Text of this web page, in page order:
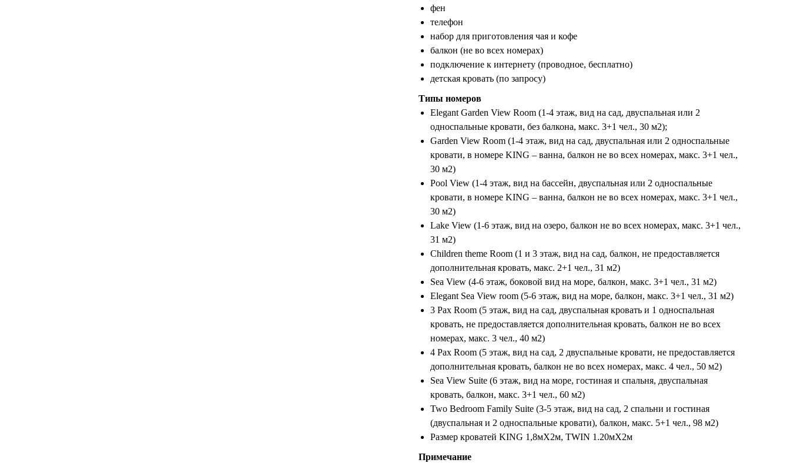
фен
телефон
набор для приготовления чая и кофе
балкон (не во всех номерах)
подключение к интернету (проводное, бесплатно)
детская кровать (по запросу)
Типы номеров
Elegant Garden View Room (1-4 этаж, вид на сад, двуспальная или 2
односпальные кровати, без балкона, макс. 3+1 чел., 30 м2);
Garden View Room (1-4 этаж, вид на сад, двуспальная или 2 односпальные
кровати, в номере KING – ванна, балкон не во всех номерах, макс. 3+1 чел.,
30 м2)
Pool View (1-4 этаж, вид на бассейн, двуспальная или 2 односпальные
кровати, в номере KING – ванна, балкон не во всех номерах, макс. 3+1 чел.,
30 м2)
Lake View (1-6 этаж, вид на озеро, балкон не во всех номерах, макс. 3+1 чел.,
31 м2)
Children theme Room (1 и 3 этаж, вид на сад, балкон, не предоставляется
дополнительная кровать, макс. 2+1 чел., 31 м2)
Sea View (4-6 этаж, боковой вид на море, балкон, макс. 3+1 чел., 31 м2)
Elegant Sea View room (5-6 этаж, вид на море, балкон, макс. 3+1 чел., 31 м2)
3 Pax Room (5 этаж, вид на сад, двуспальная кровать и 1 односпальная
кровать, не предоставляется дополнительная кровать, балкон не во всех
номерах, макс. 3 чел., 40 м2)
4 Pax Room (5 этаж, вид на сад, 2 двуспальные кровати, не предоставляется
дополнительная кровать, балкон не во всех номерах, макс. 4 чел., 50 м2)
Sea View Suite (6 этаж, вид на море, гостиная и спальня, двуспальная
кровать, балкон, макс. 3+1 чел., 60 м2)
Two Bedroom Family Suite (3-5 этаж, вид на сад, 2 спальни и гостиная
(двуспальная и 2 односпальные кровати), балкон, макс. 5+1 чел., 98 м2)
Размер кроватей KING 1,8мX2м, TWIN 1.20мX2м
Примечание